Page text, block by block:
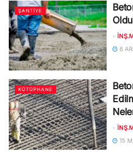
ŞANTIYE
-
6
KÜTÜPHANE
-
15